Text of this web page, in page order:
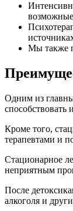
Мы также
Одним из
способствовать
Кроме того,
терапевтами и
Стационарное
неприятным
После
алкоголя и